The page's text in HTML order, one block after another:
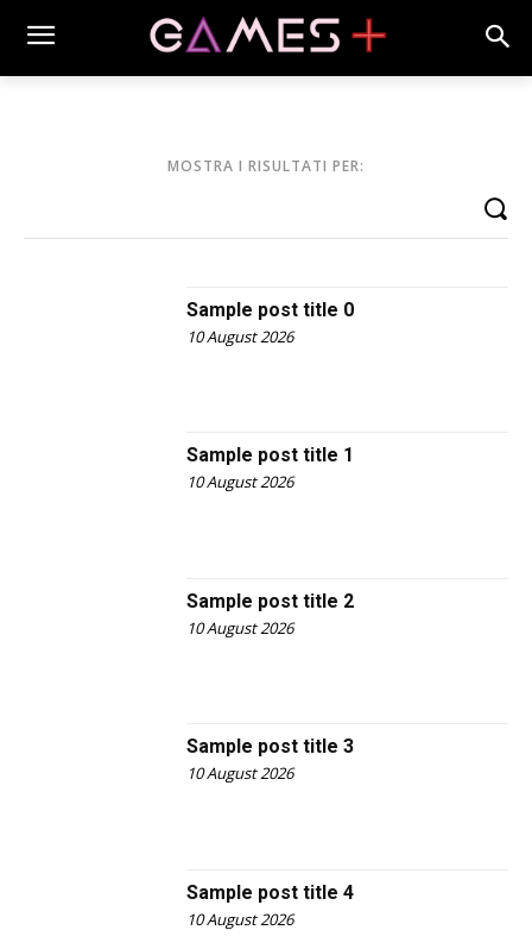
MOSTRA I RISULTATI PER:
Sample post title 0
10 August 2026
Sample post title 1
10 August 2026
Sample post title 2
10 August 2026
Sample post title 3
10 August 2026
Sample post title 4
10 August 2026